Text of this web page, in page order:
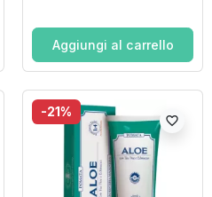
Aggiungi al carrello
-21%
favorite_border